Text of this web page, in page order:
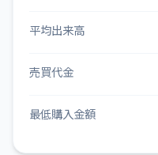
平均出来高
売買代金
最低購入金額